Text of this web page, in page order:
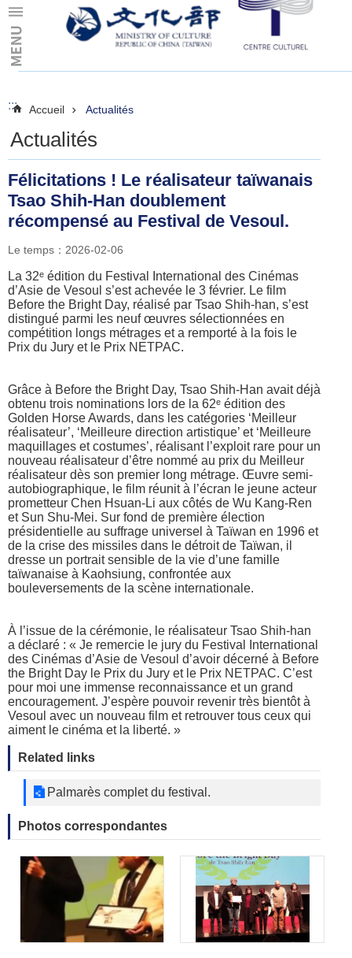
Skip to main content
:::
::: Accueil Actualités
Actualités
Félicitations ! Le réalisateur taïwanais
Tsao Shih-Han doublement
récompensé au Festival de Vesoul.
Le temps：2026-02-06
La 32ᵉ édition du Festival International des Cinémas
d’Asie de Vesoul s’est achevée le 3 février. Le film
Before the Bright Day, réalisé par Tsao Shih-han, s’est
distingué parmi les neuf œuvres sélectionnées en
compétition longs métrages et a remporté à la fois le
Prix du Jury et le Prix NETPAC.
Grâce à Before the Bright Day, Tsao Shih-Han avait déjà
obtenu trois nominations lors de la 62ᵉ édition des
Golden Horse Awards, dans les catégories ‘Meilleur
réalisateur’, ‘Meilleure direction artistique’ et ‘Meilleure
maquillages et costumes’, réalisant l’exploit rare pour un
nouveau réalisateur d’être nommé au prix du Meilleur
réalisateur dès son premier long métrage. Œuvre semi-
autobiographique, le film réunit à l’écran le jeune acteur
prometteur Chen Hsuan-Li aux côtés de Wu Kang-Ren
et Sun Shu-Mei. Sur fond de première élection
présidentielle au suffrage universel à Taïwan en 1996 et
de la crise des missiles dans le détroit de Taïwan, il
dresse un portrait sensible de la vie d’une famille
taïwanaise à Kaohsiung, confrontée aux
bouleversements de la scène internationale.
À l’issue de la cérémonie, le réalisateur Tsao Shih-han
a déclaré : « Je remercie le jury du Festival International
des Cinémas d’Asie de Vesoul d’avoir décerné à Before
the Bright Day le Prix du Jury et le Prix NETPAC. C’est
pour moi une immense reconnaissance et un grand
encouragement. J’espère pouvoir revenir très bientôt à
Vesoul avec un nouveau film et retrouver tous ceux qui
aiment le cinéma et la liberté. »
Related links
Palmarès complet du festival.
Photos correspondantes